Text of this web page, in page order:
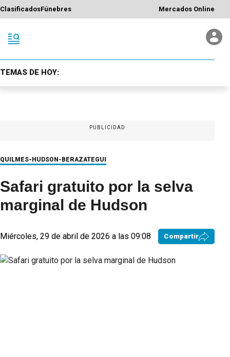
ClasificadosFúnebres Mercados Online
TEMAS DE HOY:
PUBLICIDAD
QUILMES-HUDSON-BERAZATEGUI
Safari gratuito por la selva
marginal de Hudson
Miércoles, 29 de abril de 2026 a las 09:08 Compartir